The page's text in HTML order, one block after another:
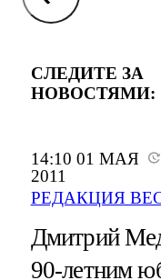
14:10 01 МАЯ
2011
РЕДАКЦИЯ
СЛЕДИТЕ ЗА
НОВОСТЯМИ:
Дмитрий
90-летним